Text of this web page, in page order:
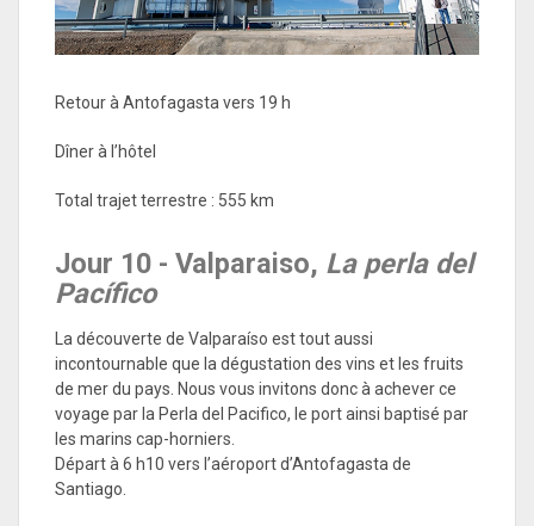
Retour à Antofagasta vers 19 h
Dîner à l’hôtel
Total trajet terrestre : 555 km
Jour 10 - Valparaiso, La perla del
Pacífico
La découverte de Valparaíso est tout aussi
incontournable que la dégustation des vins et les fruits
de mer du pays. Nous vous invitons donc à achever ce
voyage par la Perla del Pacifico, le port ainsi baptisé par
les marins cap-horniers.
Départ à 6 h10 vers l’aéroport d’Antofagasta de
Santiago.